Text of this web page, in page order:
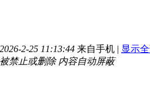
2-25 11:13:44 来自手机 | 显示
禁止或删除 内容自动屏蔽